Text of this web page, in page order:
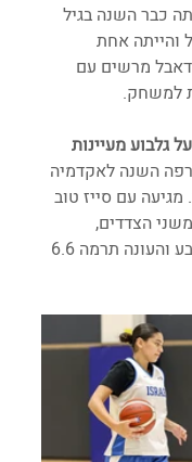
כבר השנה בגיל
והייתה אחת
מרשים עם
השנה לאקדמיה
עם סייז טוב
הצדדים,